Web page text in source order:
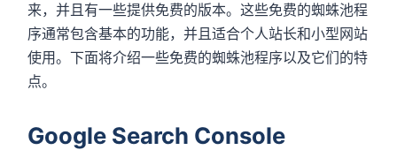
来，并且有一些提供免费的版本。这些免费的蜘蛛池程
序通常包含基本的功能，并且适合个人站长和小型网站
使用。下面将介绍一些免费的蜘蛛池程序以及它们的特
点。
Google Search Console